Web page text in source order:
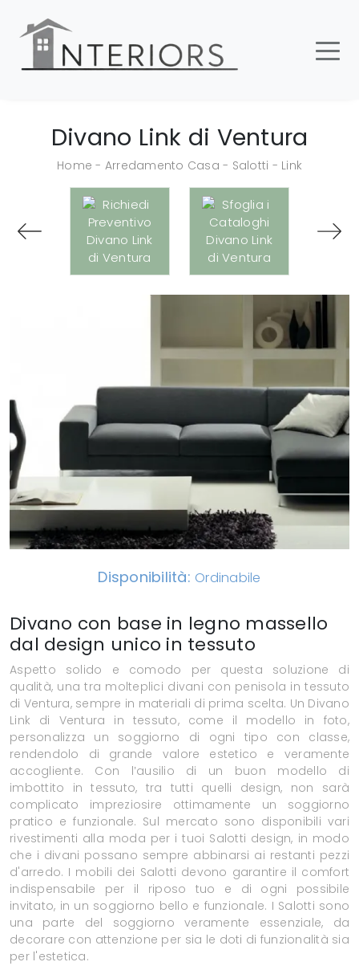
Divano Link di Ventura
Home - Arredamento Casa - Salotti - Link
Disponibilità: Ordinabile
Divano con base in legno massello
dal design unico in tessuto
Aspetto solido e comodo per questa soluzione di
qualità, una tra molteplici divani con penisola in tessuto
di Ventura, sempre in materiali di prima scelta. Un Divano
Link di Ventura in tessuto, come il modello in foto,
personalizza un soggiorno di ogni tipo con classe,
rendendolo di grande valore estetico e veramente
accogliente. Con l’ausilio di un buon modello di
imbottito in tessuto, tra tutti quelli design, non sarà
complicato impreziosire ottimamente un soggiorno
pratico e funzionale. Sul mercato sono disponibili vari
rivestimenti alla moda per i tuoi Salotti design, in modo
che i divani possano sempre abbinarsi ai restanti pezzi
d'arredo. I mobili dei Salotti devono garantire il comfort
indispensabile per il riposo tuo e di ogni possibile
invitato, in un soggiorno bello e funzionale. I Salotti sono
una parte del soggiorno veramente essenziale, da
decorare con attenzione per sia le doti di funzionalità sia
per l'estetica.